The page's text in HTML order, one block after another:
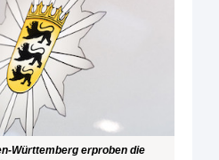
Württemberg erproben die